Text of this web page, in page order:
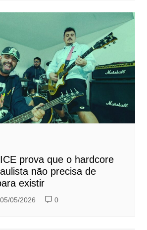
prova que o hardcore
não precisa de
existir
05/05/2026 0